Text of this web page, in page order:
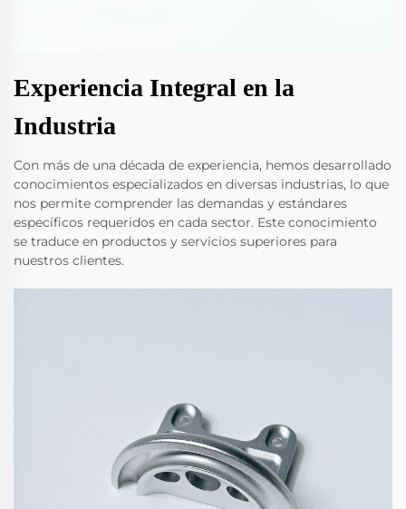
Experiencia Integral en la
Industria
Con más de una década de experiencia, hemos desarrollado
conocimientos especializados en diversas industrias, lo que
nos permite comprender las demandas y estándares
específicos requeridos en cada sector. Este conocimiento
se traduce en productos y servicios superiores para
nuestros clientes.